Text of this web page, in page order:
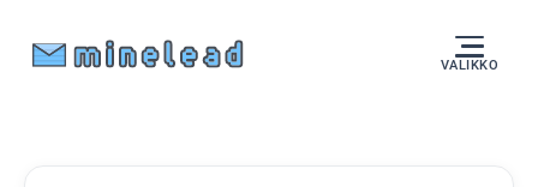
VALIKKO